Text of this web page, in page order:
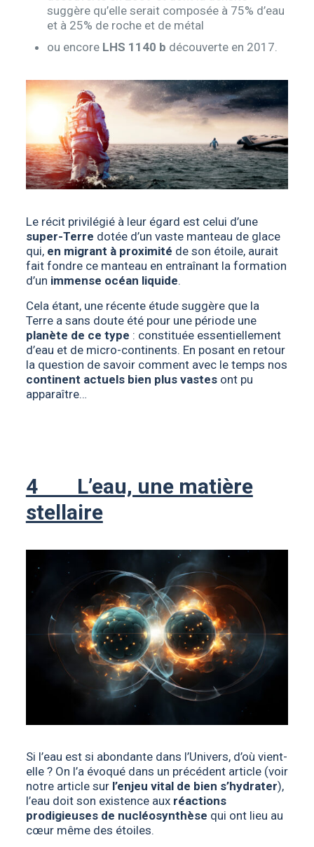
suggère qu’elle serait composée à 75% d’eau
et à 25% de roche et de métal
ou encore LHS 1140 b découverte en 2017.
Le récit privilégié à leur égard est celui d’une
super-Terre dotée d’un vaste manteau de glace
qui, en migrant à proximité de son étoile, aurait
fait fondre ce manteau en entraînant la formation
d’un immense océan liquide.
Cela étant, une récente étude suggère que la
Terre a sans doute été pour une période une
planète de ce type : constituée essentiellement
d’eau et de micro-continents. En posant en retour
la question de savoir comment avec le temps nos
continent actuels bien plus vastesont pu
apparaître…
4 L’eau, une matière
stellaire
Si l’eau est si abondante dans l’Univers, d’où vient-
elle ? On l’a évoqué dans un précédent article (voir
notre article sur l’enjeu vital de bien s’hydrater),
l’eau doit son existence aux réactions
prodigieuses de nucléosynthèse qui ont lieu au
cœur même des étoiles.